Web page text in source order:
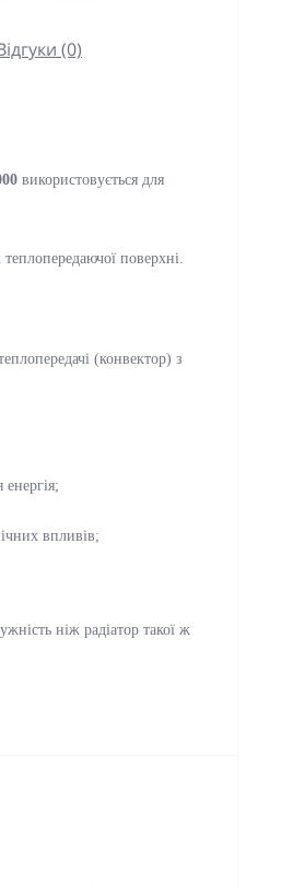
(0)
використовується для
поверхні.
(конвектор) з
впливів;
ніж радіатор такої ж